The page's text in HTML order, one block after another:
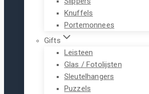
Knuffels
Portemonnees
Gifts
Leisteen
Glas / Fotolijsten
Sleutelhangers
Puzzels